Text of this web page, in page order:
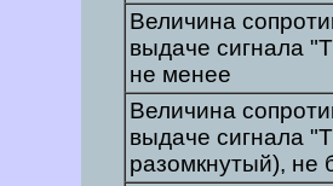
Величина
выдаче сигнала
не менее
Величина
выдаче сигнала
разомкнутый), не